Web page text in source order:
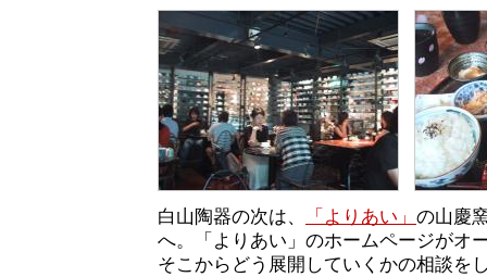
白山陶器の次は、 「よりあい」 の山慶
へ。「よりあい」のホームページがオ
そこからどう展開していくかの相談を